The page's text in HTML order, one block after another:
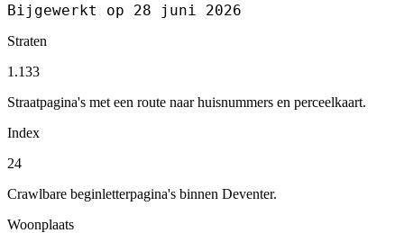
Bijgewerkt op 28 juni 2026
Straten
1.133
Straatpagina's met een route naar huisnummers en perceelkaart.
Index
24
Crawlbare beginletterpagina's binnen Deventer.
Woonplaats